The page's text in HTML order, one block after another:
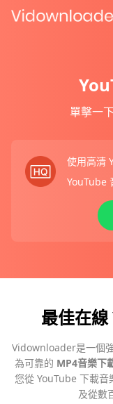
單擊一
使用高清
YouTube
最佳在
Vidownloader是一個
為可靠的 MP4音樂下
您從 YouTube 下載
及從數